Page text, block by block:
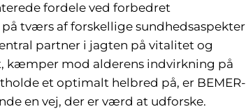
fordele ved forbedret
tværs af forskellige
partner i jagten på vitalitet og
kæmper mod alderens indvirkning på
et optimalt helbred på, er BEMER-
en vej, der er værd at udforske.